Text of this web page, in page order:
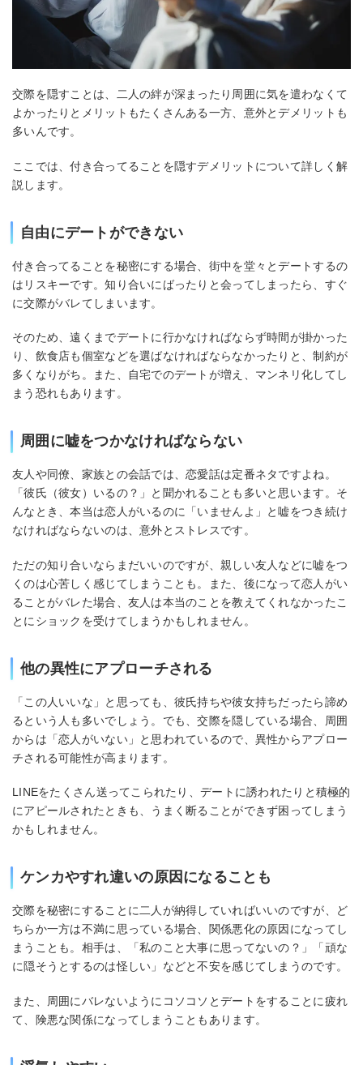
交際を隠すことは、二人の絆が深まったり周囲に気を遣わなくて
よかったりとメリットもたくさんある一方、意外とデメリットも
多いんです。
ここでは、付き合ってることを隠すデメリットについて詳しく解
説します。
自由にデートができない
付き合ってることを秘密にする場合、街中を堂々とデートするの
はリスキーです。知り合いにばったりと会ってしまったら、すぐ
に交際がバレてしまいます。
そのため、遠くまでデートに行かなければならず時間が掛かった
り、飲食店も個室などを選ばなければならなかったりと、制約が
多くなりがち。また、自宅でのデートが増え、マンネリ化してし
まう恐れもあります。
周囲に嘘をつかなければならない
友人や同僚、家族との会話では、恋愛話は定番ネタですよね。
「彼氏（彼女）いるの？」と聞かれることも多いと思います。そ
んなとき、本当は恋人がいるのに「いませんよ」と嘘をつき続け
なければならないのは、意外とストレスです。
ただの知り合いならまだいいのですが、親しい友人などに嘘をつ
くのは心苦しく感じてしまうことも。また、後になって恋人がい
ることがバレた場合、友人は本当のことを教えてくれなかったこ
とにショックを受けてしまうかもしれません。
他の異性にアプローチされる
「この人いいな」と思っても、彼氏持ちや彼女持ちだったら諦め
るという人も多いでしょう。でも、交際を隠している場合、周囲
からは「恋人がいない」と思われているので、異性からアプロー
チされる可能性が高まります。
LINEをたくさん送ってこられたり、デートに誘われたりと積極的
にアピールされたときも、うまく断ることができず困ってしまう
かもしれません。
ケンカやすれ違いの原因になることも
交際を秘密にすることに二人が納得していればいいのですが、ど
ちらか一方は不満に思っている場合、関係悪化の原因になってし
まうことも。相手は、「私のこと大事に思ってないの？」「頑な
に隠そうとするのは怪しい」などと不安を感じてしまうのです。
また、周囲にバレないようにコソコソとデートをすることに疲れ
て、険悪な関係になってしまうこともあります。